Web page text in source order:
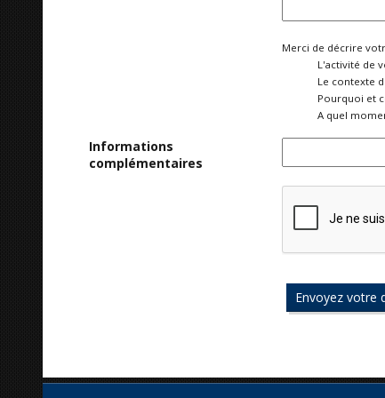
Merci de décrire
L'activité de
Le contexte
Pourquoi et
A quel
Informations
complémentaires